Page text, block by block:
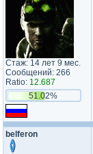
Стаж: 14 лет 9 мес.
Сообщений: 266
Ratio: 12.687
51.02%
belferon